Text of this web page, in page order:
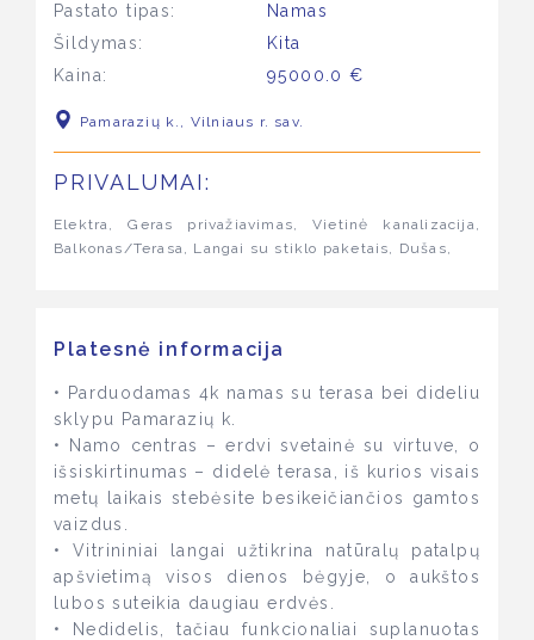
Pastato tipas:
Namas
Šildymas:
Kita
Kaina:
95000.0 €
Pamarazių k., Vilniaus r. sav.
PRIVALUMAI:
Elektra, Geras privažiavimas, Vietinė kanalizacija,
Balkonas/Terasa, Langai su stiklo paketais, Dušas,
Platesnė informacija
• Parduodamas 4k namas su terasa bei dideliu
sklypu Pamarazių k.
• Namo centras – erdvi svetainė su virtuve, o
išsiskirtinumas – didelė terasa, iš kurios visais
metų laikais stebėsite besikeičiančios gamtos
vaizdus.
• Vitrininiai langai užtikrina natūralų patalpų
apšvietimą visos dienos bėgyje, o aukštos
lubos suteikia daugiau erdvės.
• Nedidelis, tačiau funkcionaliai suplanuotas